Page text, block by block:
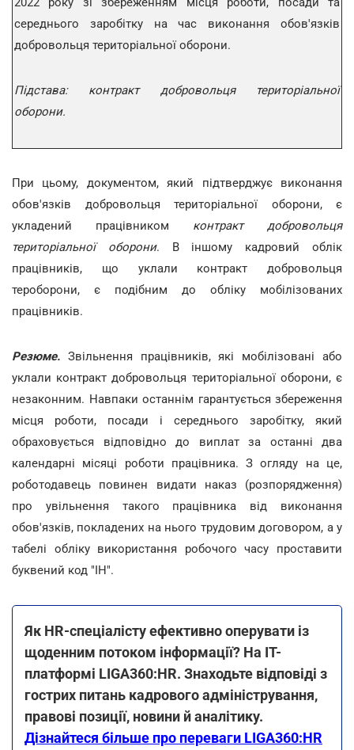
середнього заробітку на час виконання обов'язків
добровольця територіальної оборони.
Підстава: контракт добровольця територіальної
оборони.
При цьому, документом, який підтверджує виконання
обов'язків добровольця територіальної оборони, є
укладений працівником контракт добровольця
територіальної оборони. В іншому кадровий облік
працівників, що уклали контракт добровольця
тероборони, є подібним до обліку мобілізованих
працівників.
Резюме. Звільнення працівників, які мобілізовані або
уклали контракт добровольця територіальної оборони, є
незаконним. Навпаки останнім гарантується збереження
місця роботи, посади і середнього заробітку, який
обраховується відповідно до виплат за останні два
календарні місяці роботи працівника. З огляду на це,
роботодавець повинен видати наказ (розпорядження)
про увільнення такого працівника від виконання
обов'язків, покладених на нього трудовим договором, а у
табелі обліку використання робочого часу проставити
буквений код "ІН".
Як HR-спеціалісту ефективно оперувати із
щоденним потоком інформації? На ІТ-
платформі LIGA360:HR. Знаходьте відповіді з
гострих питань кадрового адміністрування,
правові позиції, новини й аналітику.
Дізнайтеся більше про переваги LIGA360:HR